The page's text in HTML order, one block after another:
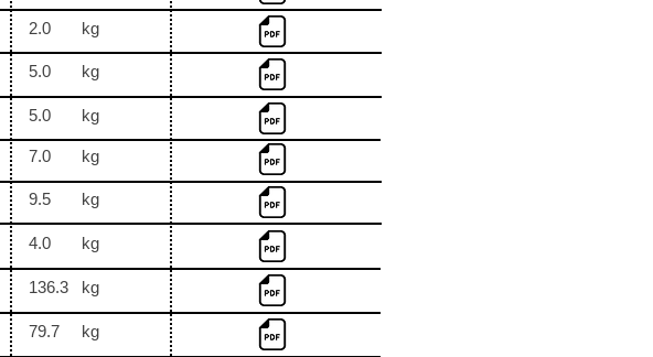
2.0 kg
5.0 kg
5.0 kg
7.0 kg
9.5 kg
4.0 kg
136.3 kg
79.7 kg